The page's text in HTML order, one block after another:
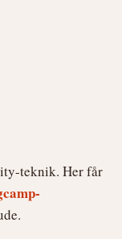
teknik. Her får